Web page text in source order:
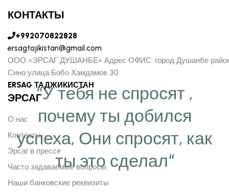
“У тебя не спросят ,
почему ты добился
успеха, Они спросят, как
ты это сделал“
КОНТАКТЫ
+992070822828
ersagtajikistan@gmail.com
ООО «ЭРСАГ ДУШАНБЕ» Адрес ОФИС: город Душанбе
Сино улица Бобо Хамдамов 30
ERSAG ТАДЖИКИСТАН
ЭРСАГ
О нас
Контакты
Эрсаг в прессе
Часто задаваемые вопросы
Наши банковские реквизиты